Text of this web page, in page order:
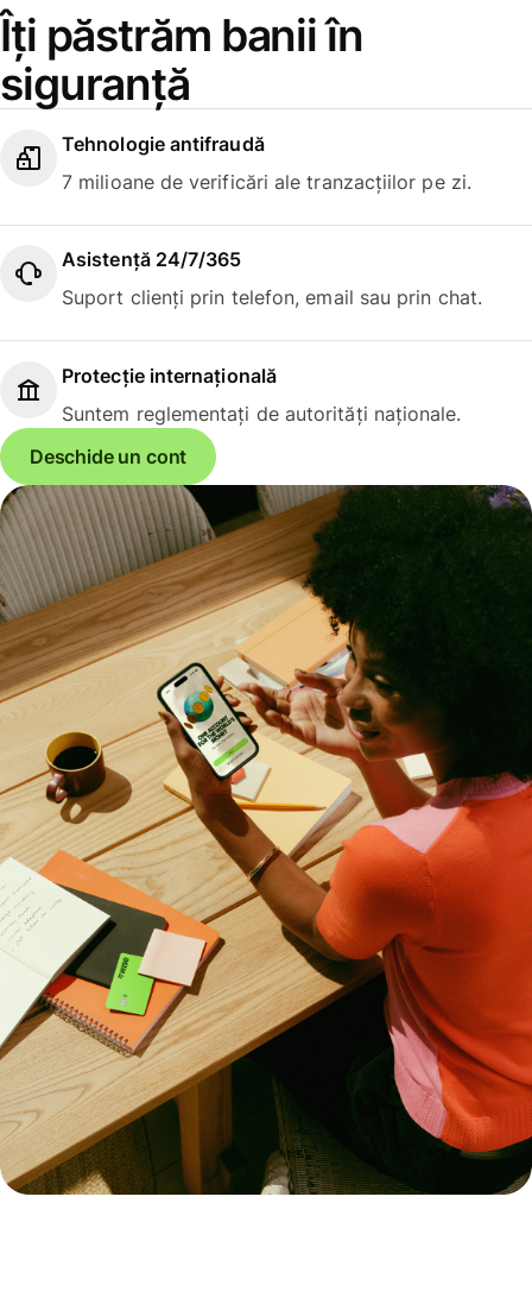
Îți păstrăm banii în
siguranță
Tehnologie antifraudă
7 milioane de verificări ale tranzacțiilor pe zi.
Asistență 24/7/365
Suport clienți prin telefon, email sau prin chat.
Protecție internațională
Suntem reglementați de autorități naționale.
Deschide un cont